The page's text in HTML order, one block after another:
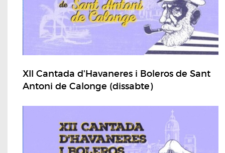
XII Cantada d'Havaneres i Boleros de Sant
Antoni de Calonge (dissabte)